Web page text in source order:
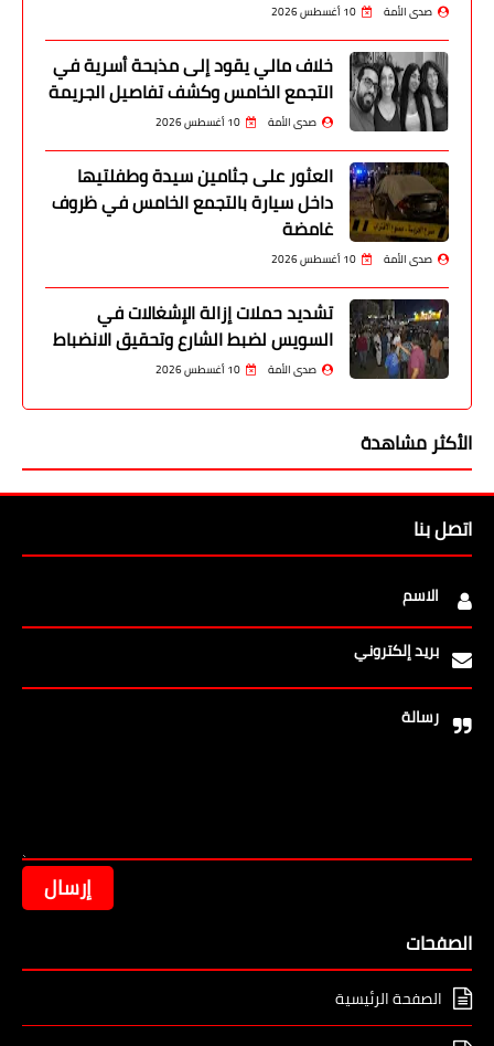
صدى الأمة 10 أغسطس 2026
خلاف مالي يقود إلى مذبحة أسرية في
التجمع الخامس وكشف تفاصيل الجريمة
صدى الأمة 10 أغسطس 2026
العثور على جثامين سيدة وطفلتيها
داخل سيارة بالتجمع الخامس في ظروف
غامضة
صدى الأمة 10 أغسطس 2026
تشديد حملات إزالة الإشغالات في
السويس لضبط الشارع وتحقيق الانضباط
صدى الأمة 10 أغسطس 2026
الأكثر مشاهدة
اتصل بنا
الاسم
بريد إلكتروني
رسالة
الصفحات
الصفحة الرئيسية